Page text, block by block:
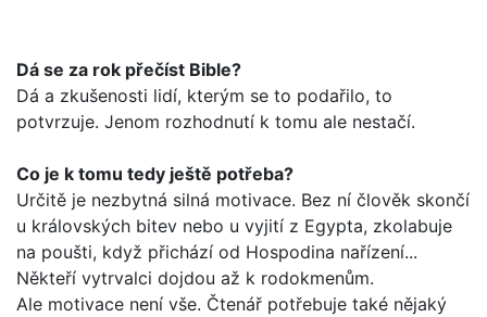
Dá se za rok přečíst Bible?
Dá a zkušenosti lidí, kterým se to podařilo, to
potvrzuje. Jenom rozhodnutí k tomu ale nestačí.
Co je k tomu tedy ještě potřeba?
Určitě je nezbytná silná motivace. Bez ní člověk skončí
u krá­lovských bitev nebo u vyjití z Egypta, zkolabuje
na poušti, když přichází od Hospodina nařízení...
Někteří vytrvalci dojdou až k rodokmenům.
Ale motivace není vše. Čtenář potřebuje také nějaký